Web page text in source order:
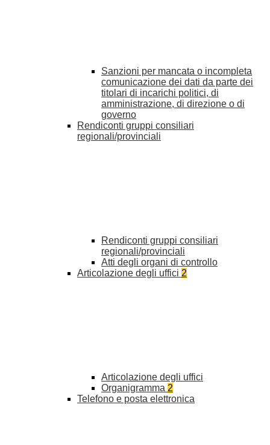
Sanzioni per mancata o incompleta
comunicazione dei dati da parte dei
titolari di incarichi politici, di
amministrazione, di direzione o di
governo
Rendiconti gruppi consiliari
regionali/provinciali
Rendiconti gruppi consiliari
regionali/provinciali
Atti degli organi di controllo
Articolazione degli uffici 2
Articolazione degli uffici
Organigramma 2
Telefono e posta elettronica